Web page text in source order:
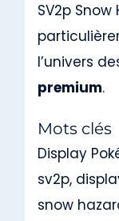
SV2p
l’univers
premium.
Mots clés
Display
sv2p,
snow